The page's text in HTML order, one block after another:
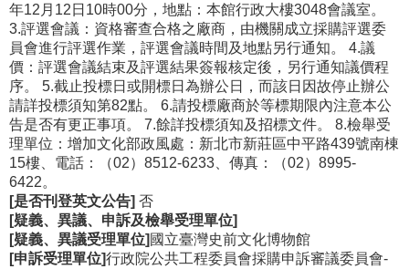
年12月12日10時00分，地點：本館行政大樓3048會議室。
3.評選會議：資格審查合格之廠商，由機關成立採購評選委
員會進行評選作業，評選會議時間及地點另行通知。 4.議
價：評選會議結束及評選結果簽報核定後，另行通知議價程
序。 5.截止投標日或開標日為辦公日，而該日因故停止辦公
請詳投標須知第82點。 6.請投標廠商於等標期限內注意本公
告是否有更正事項。 7.餘詳投標須知及招標文件。 8.檢舉受
理單位：增加文化部政風處：新北市新莊區中平路439號南棟
15樓、電話：（02）8512-6233、傳真：（02）8995-
6422。
[是否刊登英文公告] 否
[疑義、異議、申訴及檢舉受理單位]
[疑義、異議受理單位] 國立臺灣史前文化博物館
[申訴受理單位]行政院公共工程委員會採購申訴審議委員會-